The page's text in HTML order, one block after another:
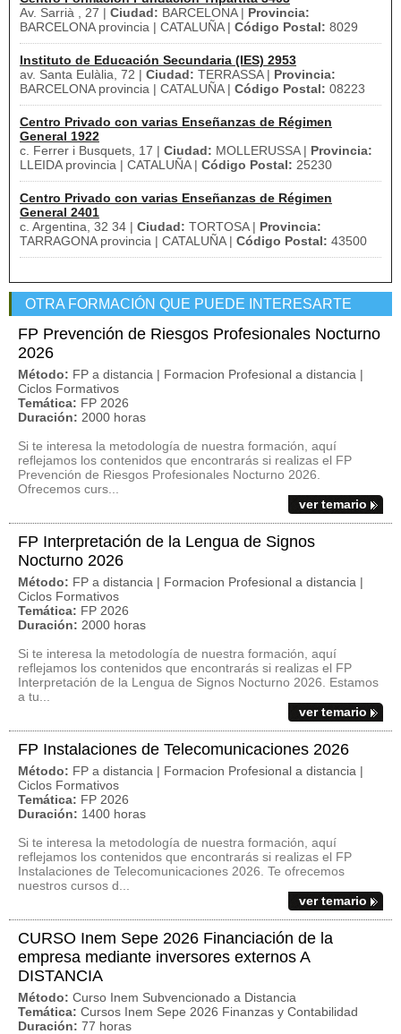
Av. Sarrià , 27 | Ciudad: BARCELONA | Provincia:
BARCELONA provincia | CATALUÑA | Código Postal: 8029
Instituto de Educación Secundaria (IES) 2953
av. Santa Eulàlia, 72 | Ciudad: TERRASSA | Provincia:
BARCELONA provincia | CATALUÑA | Código Postal: 08223
Centro Privado con varias Enseñanzas de Régimen
General 1922
c. Ferrer i Busquets, 17 | Ciudad: MOLLERUSSA | Provincia:
LLEIDA provincia | CATALUÑA | Código Postal: 25230
Centro Privado con varias Enseñanzas de Régimen
General 2401
c. Argentina, 32 34 | Ciudad: TORTOSA | Provincia:
TARRAGONA provincia | CATALUÑA | Código Postal: 43500
OTRA FORMACIÓN QUE PUEDE INTERESARTE
FP Prevención de Riesgos Profesionales Nocturno
2026
Método: FP a distancia | Formacion Profesional a distancia |
Ciclos Formativos
Temática: FP 2026
Duración: 2000 horas
Si te interesa la metodología de nuestra formación, aquí
reflejamos los contenidos que encontrarás si realizas el FP
Prevención de Riesgos Profesionales Nocturno 2026.
Ofrecemos curs...
ver temario
FP Interpretación de la Lengua de Signos
Nocturno 2026
Método: FP a distancia | Formacion Profesional a distancia |
Ciclos Formativos
Temática: FP 2026
Duración: 2000 horas
Si te interesa la metodología de nuestra formación, aquí
reflejamos los contenidos que encontrarás si realizas el FP
Interpretación de la Lengua de Signos Nocturno 2026. Estamos
a tu...
ver temario
FP Instalaciones de Telecomunicaciones 2026
Método: FP a distancia | Formacion Profesional a distancia |
Ciclos Formativos
Temática: FP 2026
Duración: 1400 horas
Si te interesa la metodología de nuestra formación, aquí
reflejamos los contenidos que encontrarás si realizas el FP
Instalaciones de Telecomunicaciones 2026. Te ofrecemos
nuestros cursos d...
ver temario
CURSO Inem Sepe 2026 Financiación de la
empresa mediante inversores externos A
DISTANCIA
Método: Curso Inem Subvencionado a Distancia
Temática: Cursos Inem Sepe 2026 Finanzas y Contabilidad
Duración: 77 horas